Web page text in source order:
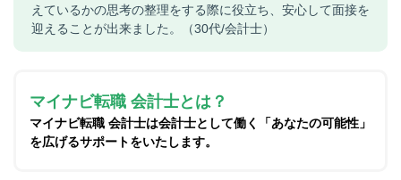
えているかの思考の整理をする際に役立ち、安心して面接を
迎えることが出来ました。（30代/会計士）
マイナビ転職 会計士とは？
マイナビ転職 会計士は会計士として働く「あなたの可能性」
を広げるサポートをいたします。